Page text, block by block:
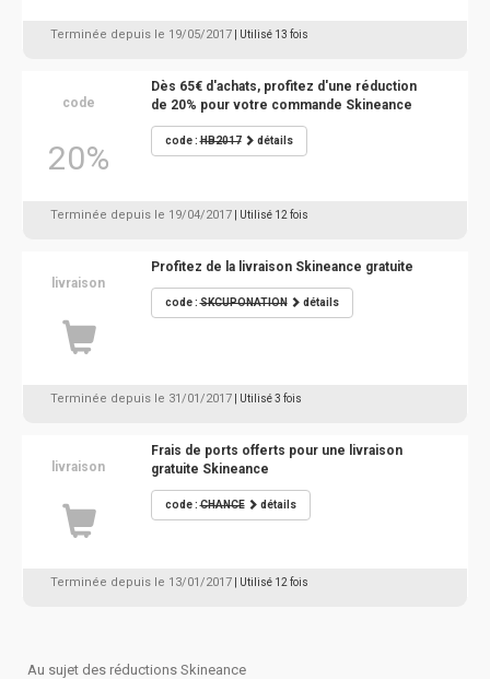
Terminée depuis le 19/05/2017 | Utilisé 13 fois
code
20%
Dès 65€ d'achats, profitez d'une réduction
de 20% pour votre commande Skineance
code :HB2017 détails
Terminée depuis le 19/04/2017 | Utilisé 12 fois
livraison
Profitez de la livraison Skineance gratuite
code :SKCUPONATION détails
Terminée depuis le 31/01/2017 | Utilisé 3 fois
livraison
Frais de ports offerts pour une livraison
gratuite Skineance
code :CHANCE détails
Terminée depuis le 13/01/2017 | Utilisé 12 fois
Au sujet des réductions Skineance